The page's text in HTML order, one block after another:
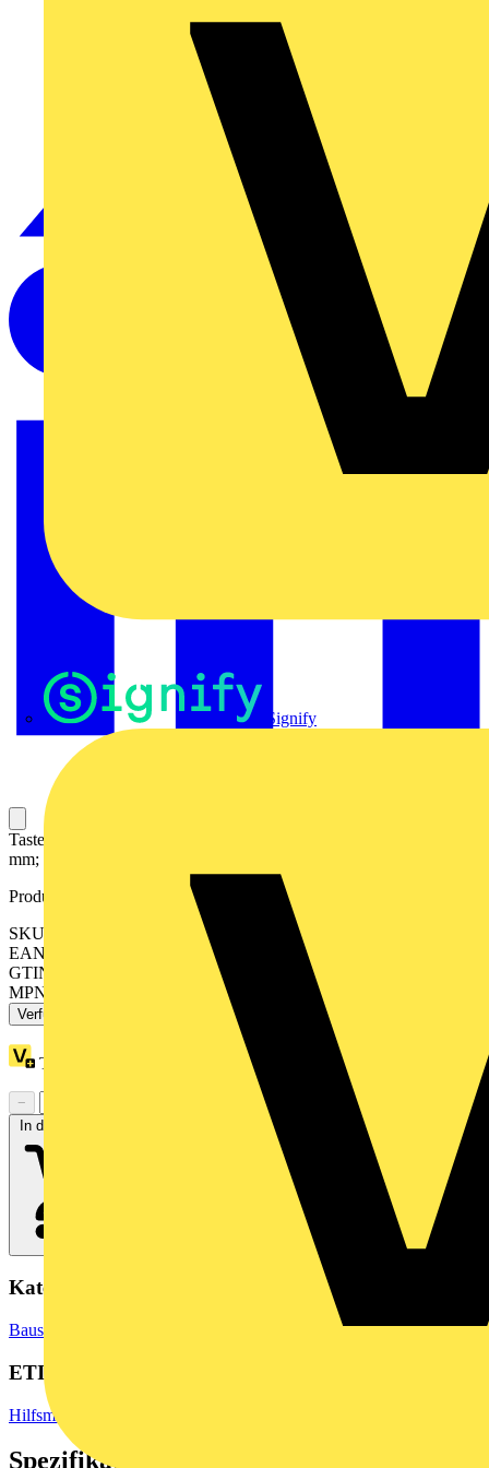
Signify
Tasterschilder; Für Rahmen, zum Einrasten oder Kleben; 27 x 12,5
mm; silberfarben
Produktkennzeichen
SKU: 210-842
EAN: 4055143965156
GTIN: 4055143965156
MPN: 210-842
Verfügbar: 1 Händler
Treuepunkte:
−
In den Warenkorb
Kategorien
Baustoffe & Verbrauchsmaterialien Markierung & Kennzeichnung
ETIM Group
Hilfsmaterial
Spezifikationen